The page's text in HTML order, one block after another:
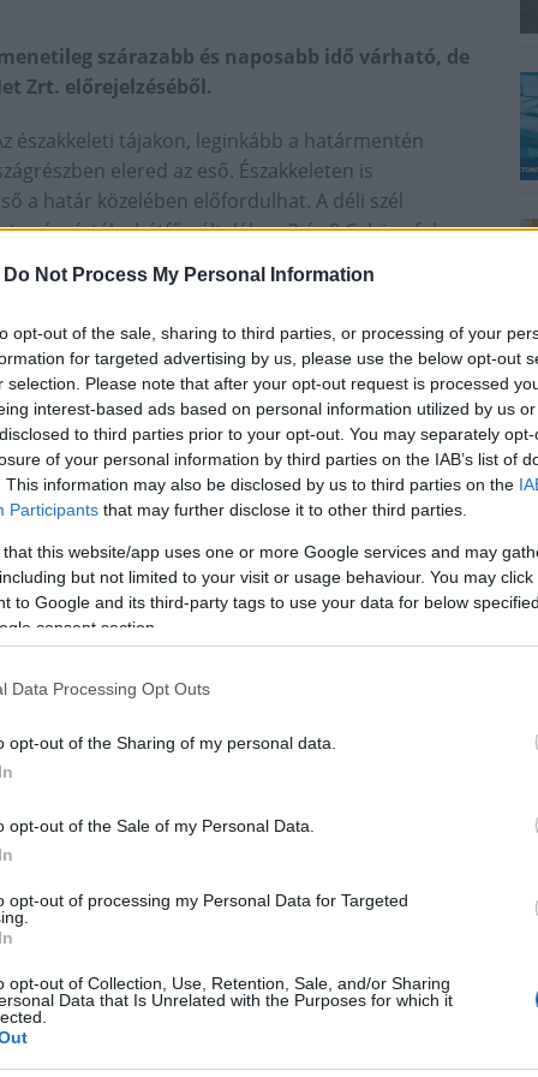
Do Not Process My Personal Information
opt-out of the sale, sharing to third parties, or processing of your
for targeted advertising by us, please use the below opt-out
selection. Please note that after your opt-out request is processed
interest-based ads based on personal information utilized by us
to third parties prior to your opt-out. You may separately
of your personal information by third parties on the IAB’s list of
This information may also be disclosed by us to third parties on the
Participants that may further disclose it to other third parties.
that this website/app uses one or more Google services and may
but not limited to your visit or usage behaviour. You may
to Google and its third-party tags to use your data for below
consent section.
Data Processing Opt Outs
opt-out of the Sharing of my personal data.
opt-out of the Sale of my Personal Data.
opt-out of processing my Personal Data for Targeted
opt-out of Collection, Use, Retention, Sale, and/or Sharing
Data that Is Unrelated with the Purposes for which it
szárazabb és naposabb idő várható, de
Zrt. előrejelzéséből.
északkeleti tájakon, leginkább a határmentén
elered az eső. Északkeleten is
a határ közelében előfordulhat. A déli szél
csúcsértéke hétfőn általában 2 és 8 Celsius-fok
lesz az idő, majd estétől, késő estétől arrafelé
ég, de délkeleten átmeneti szakadozások lehetnek
határ mentén jóval kevesebb eshet. Este a
Bakonyban hóra is átválthat a halmazállapot. A
a Dunántúlon elkezdhet északias irányba
7, a csúcsérték 3 és 15 Celsius-fok között alakulhat,
a legenyhébb az idő.
csökken a felhőzet, és süt ki a nap, de
Reggelig még több helyen van kilátás csapadékra:
alacsonyabban fekvő helyeken, havas
is megszűnik az eső. Az északnyugati, nyugati szél
délután 3 és 11 Celsius-fok között alakulhat.
másutt a változó felhőzet mellett
nem várható, de délkeleten kisebb eső sem
erős lökések kísérhetik.
3, plusz 2 Celsius-fok között valószínű, de a
is lehet, a csúcshőmérséklet 3 és 8 Celsius-fok
míg dél, délkelet felé haladva felhős, borult idő
mérsékelt marad a légmozgás. Péntek
fok valószínű.